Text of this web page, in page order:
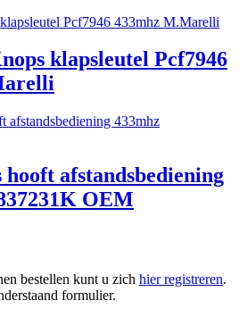
klapsleutel Pcf7946
afstandsbediening
OEM
bestellen kunt u zich hier registreren.
formulier.